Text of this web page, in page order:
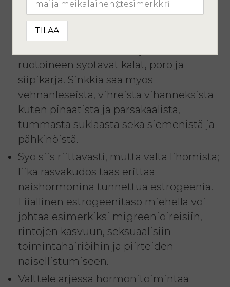
sinkki ja D-vitamiini ovat
välttämättömiä testosteronin
muodostumiselle. Hyviä sinkin lähteitä
ruotoineen syötävät kalat, poro ja
siipikarja. Sinkkiä saa myös
vehnänleseistä, vihreistä vihanneksista
kuten pinaatista ja parsakaalista,
tummasta suklaasta sekä siemenistä ja
pähkinöistä.
Syö siis riittävästi, mutta vältä lihomista;
liika rasvakudos taas erittää
naishormonina tunnettua estrogeenia.
Liiallinen estrogeenitaso miehellä voi
johtaa esimerkiksi migreenioireisiin,
rintojen kasvuun, seksuaalisiin
toimintahäiriöihin ja piirteiden
naisellistumiseen.
Välttele arjessa hormonitoimintaa